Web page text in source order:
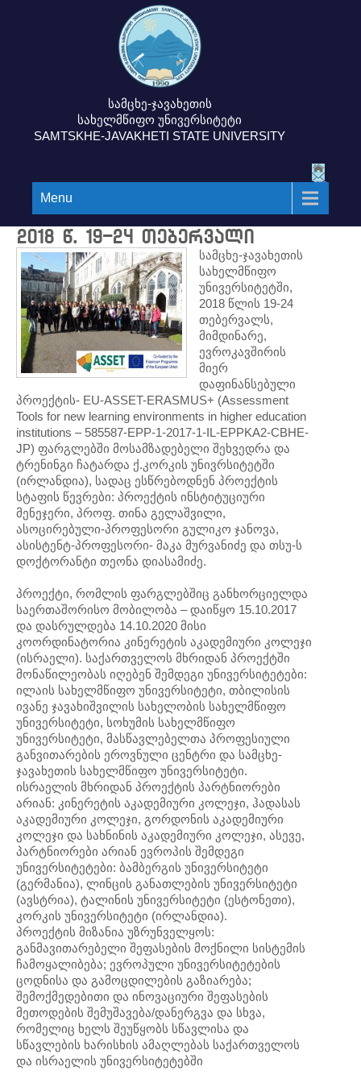
სამცხე-ჯავახეთის
სახელმწიფო უნივერსიტეტი
SAMTSKHE-JAVAKHETI STATE UNIVERSITY
Menu
2018 წ. 19-24 თებერვალი
სამცხე-ჯავახეთის
სახელმწიფო
უნივერსიტეტში,
2018 წლის 19-24
თებერვალს,
მიმდინარე,
ევროკავშირის
მიერ
დაფინანსებული
პროექტის- EU-ASSET-ERASMUS+ (Assessment
Tools for new learning environments in higher education
institutions – 585587-EPP-1-2017-1-IL-EPPKA2-CBHE-
JP) ფარგლებში მოსამზადებელი შეხვედრა და
ტრენინგი ჩატარდა ქ.კორკის უნივრსიტეტში
(ირლანდია), სადაც ესწრებოდნენ პროექტის
სტაფის წევრები: პროექტის ინსტიტუციური
მენეჯერი, პროფ. თინა გელაშვილი,
ასოცირებული-პროფესორი გულიკო ჯანოვა,
ასისტენტ-პროფესორი- მაკა მურვანიძე და თსუ-ს
დოქტორანტი თეონა დიასამიძე.
პროექტი, რომლის ფარგლებშიც განხორციელდა
საერთაშორისო მობილობა – დაიწყო 15.10.2017
და დასრულდება 14.10.2020 მისი
კოორდინატორია კინერეტის აკადემიური კოლეჯი
(ისრაელი). საქართველოს მხრიდან პროექტში
მონაწილეობას იღებენ შემდეგი უნივერსიტეტები:
ილაის სახელმწიფო უნივერსიტეტი, თბილისის
ივანე ჯავახიშვილის სახელობის სახელმწიფო
უნივერსიტეტი, სოხუმის სახელმწიფო
უნივერსიტეტი, მასწავლებელთა პროფესიული
განვითარების ეროვნული ცენტრი და სამცხე-
ჯავახეთის სახელმწიფო უნივერსიტეტი.
ისრაელის მხრიდან პროექტის პარტნიორები
არიან: კინერეტის აკადემიური კოლეჯი, ჰადასას
აკადემიური კოლეჯი, გორდონის აკადემიური
კოლეჯი და სახნინის აკადემიური კოლეჯი, ასევე,
პარტნიორები არიან ევროპის შემდეგი
უნივერსიტეტები: ბამბერგის უნივერსიტეტი
(გერმანია), ლინცის განათლების უნივერსიტეტი
(ავსტრია), ტალინის უნივერსიტეტი (ესტონეთი),
კორკის უნივერსიტეტი (ირლანდია).
პროექტის მიზანია უზრუნველყოს:
განმავითარებელი შეფასების მოქნილი სისტემის
ჩამოყალიბება; ევროპული უნივერსიტეტების
ცოდნისა და გამოცდილების გაზიარება;
შემოქმედებითი და ინოვაციური შეფასების
მეთოდების შემუშავება/დანერგვა და სხვა,
რომელიც ხელს შეუწყობს სწავლისა და
სწავლების ხარისხის ამაღლებას საქართველოს
და ისრაელის უნივერსიტეტებში